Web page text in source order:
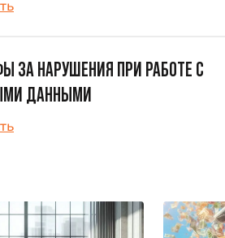
ЗА НАРУШЕНИЯ ПРИ РАБОТЕ С
ДАННЫМИ